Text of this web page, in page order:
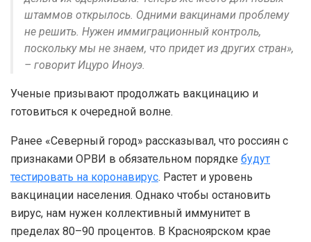
штаммов открылось. Одними вакцинами проблему
не решить. Нужен иммиграционный контроль,
поскольку мы не знаем, что придет из других стран»,
– говорит Ицуро Иноуэ.
Ученые призывают продолжать вакцинацию и
готовиться к очередной волне.
Ранее «Северный город» рассказывал, что россиян с
признаками ОРВИ в обязательном порядке будут
тестировать на коронавирус. Растет и уровень
вакцинации населения. Однако чтобы остановить
вирус, нам нужен коллективный иммунитет в
пределах 80–90 процентов. В Красноярском крае